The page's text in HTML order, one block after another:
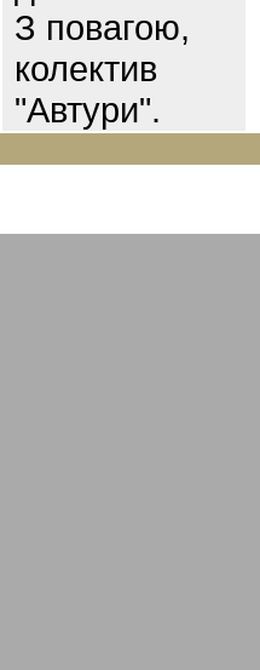
З повагою,
колектив
"Автури".